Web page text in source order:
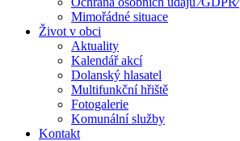
Mimořádné situace
Život v obci
Aktuality
Kalendář akcí
Dolanský hlasatel
Multifunkční hřiště
Fotogalerie
Komunální služby
Kontakt